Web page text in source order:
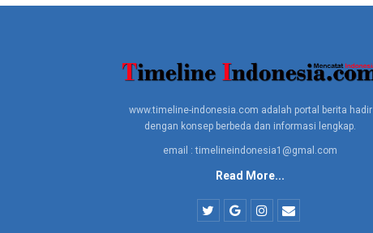
www.timeline-indonesia.com adalah portal berita hadir
dengan konsep berbeda dan informasi lengkap.
email : timelineindonesia1@gmal.com
Read More...